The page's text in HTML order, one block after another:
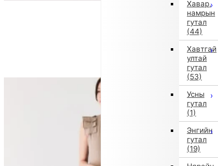
Хавар,
намрын
гутал
(44)
Хавтгай
ултай
гутал
(53)
Усны
гутал
(1)
Энгийн
гутал
(19)